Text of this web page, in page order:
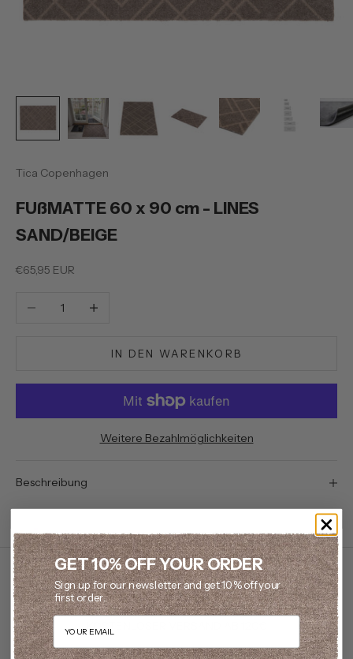
Tica Copenhagen
FUßMATTE 60 x 90 cm - LINES
SAND/BEIGE
Preis
€65,95 EUR
Anzahl verringernAnzahl erhöhen
IN DEN WARENKORB
Weitere Bezahlmöglichkeiten
Beschreibung
KOSTENLOSER VERSAND AB 120€
Kostenloser UPS-Versand ab 120€. Lieferung in 5–8 Werktagen
GET 10% OFF YOUR ORDER
Sign up for our newsletter and get 10% off your
first order.
Email